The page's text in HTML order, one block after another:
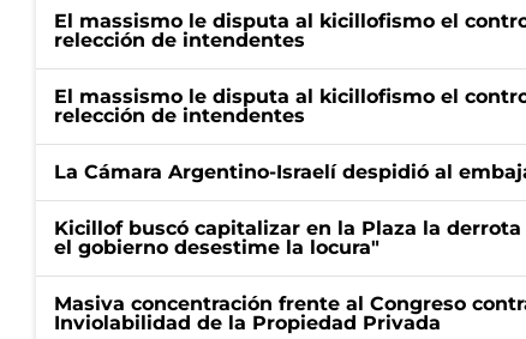
El massismo le disputa al kicillofismo el
relección de intendentes
El massismo le disputa al kicillofismo el
relección de intendentes
La Cámara Argentino-Israelí despidió al
Kicillof buscó capitalizar en la Plaza la
el gobierno desestime la locura"
Masiva concentración frente al Congreso
Inviolabilidad de la Propiedad Privada